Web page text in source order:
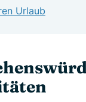
Urlaub